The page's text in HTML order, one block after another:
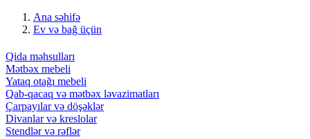
Ana səhifə
Ev və bağ üçün
Qida məhsulları
Mətbəx mebeli
Yataq otağı mebeli
Qab-qacaq və mətbəx ləvazimatları
Çarpayılar və döşəklər
Divanlar və kreslolar
Stendlər və rəflər